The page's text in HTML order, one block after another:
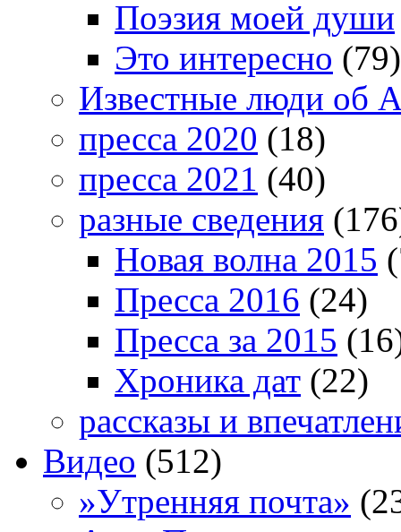
Поэзия моей души
Это интересно (79)
Известные люди об
пресса 2020 (18)
пресса 2021 (40)
разные сведения
Новая волна 2015
Пресса 2016 (24)
Пресса за 2015
Хроника дат (22)
рассказы и
Видео (512)
»Утренняя почта»